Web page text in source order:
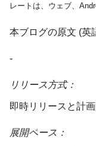
レートは、ウェブ、
本ブログの原文 (英
-
リリース方式：
即時リリースと計
展開ペース：